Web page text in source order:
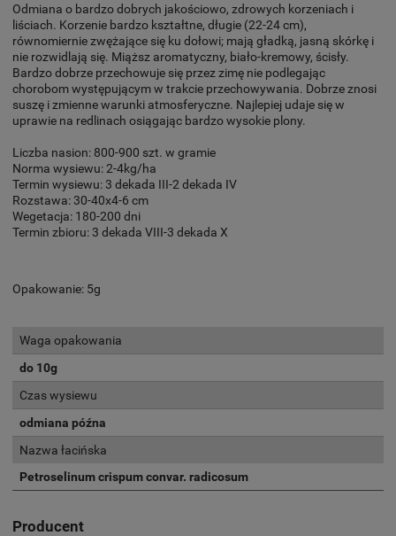
Odmiana o bardzo dobrych jakościowo, zdrowych korzeniach i
liściach. Korzenie bardzo kształtne, długie (22-24 cm),
równomiernie zwężające się ku dołowi; mają gładką, jasną skórkę i
nie rozwidlają się. Miąższ aromatyczny, biało-kremowy, ścisły.
Bardzo dobrze przechowuje się przez zimę nie podlegając
chorobom występującym w trakcie przechowywania. Dobrze znosi
suszę i zmienne warunki atmosferyczne. Najlepiej udaje się w
uprawie na redlinach osiągając bardzo wysokie plony.
Liczba nasion: 800-900 szt. w gramie
Norma wysiewu: 2-4kg/ha
Termin wysiewu: 3 dekada III-2 dekada IV
Rozstawa: 30-40x4-6 cm
Wegetacja: 180-200 dni
Termin zbioru: 3 dekada VIII-3 dekada X
Opakowanie: 5g
Waga opakowania
do 10g
Czas wysiewu
odmiana późna
Nazwa łacińska
Petroselinum crispum convar. radicosum
Producent